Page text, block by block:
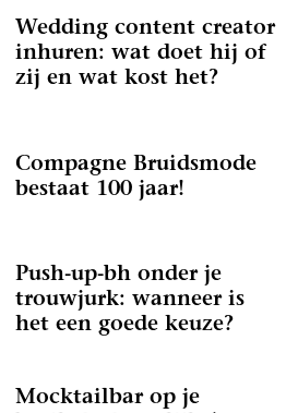
Wedding content creator
inhuren: wat doet hij of
zij en wat kost het?
Compagne Bruidsmode
bestaat 100 jaar!
Push-up-bh onder je
trouwjurk: wanneer is
het een goede keuze?
Mocktailbar op je